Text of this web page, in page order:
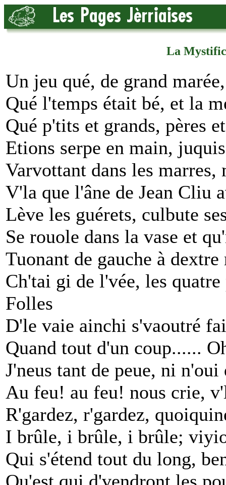
La
Un jeu qué, de grand
Qué l'temps était bé, et la
Qué p'tits et grands, pères
Etions serpe en main,
Varvottant dans les
V'la que l'âne de Jean Cliu
Lève les guérets, culbute
Se rouole dans la vase et
Tuonant de gauche à
Ch'tai gi de l'vée, les
Folles
D'le vaie ainchi s'vaoutré
Quand tout d'un coup......
J'neus tant de peue, ni
Au feu! au feu! nous crie,
R'gardez, r'gardez,
I brûle, i brûle, i brûle;
Qui s'étend tout du long,